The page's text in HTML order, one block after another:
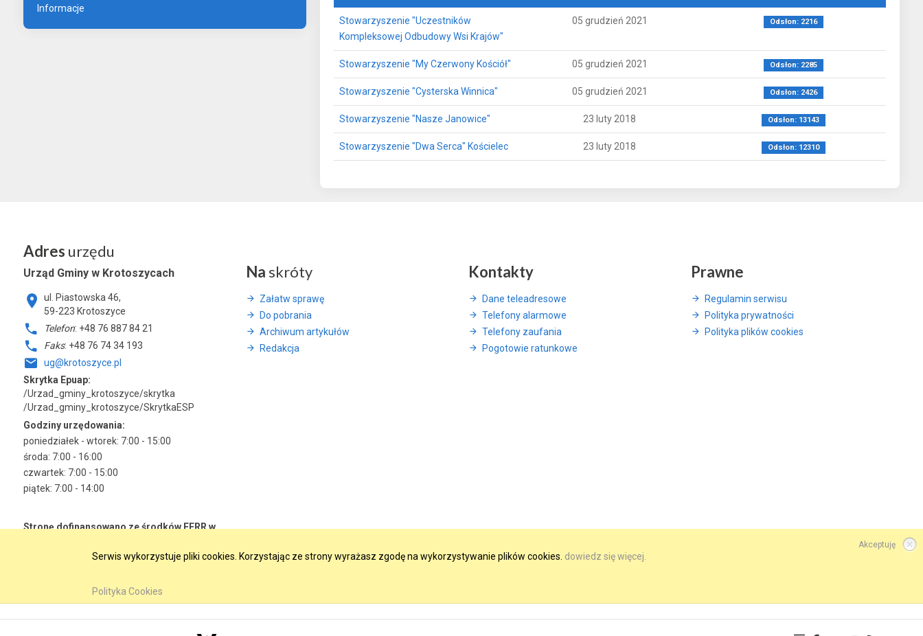
Stowarzyszenie "Uczestników
Kompleksowej Odbudowy Wsi Krajów"
05 grudzień 2021 Odsłon: 2216
Stowarzyszenie "My Czerwony Kościół" 05 grudzień 2021 Odsłon: 2285
Stowarzyszenie "Cysterska Winnica" 05 grudzień 2021 Odsłon: 2426
Stowarzyszenie "Nasze Janowice" 23 luty 2018 Odsłon: 13143
Stowarzyszenie "Dwa Serca" Kościelec 23 luty 2018 Odsłon: 12310
Informacje
Adres urzędu
Urząd Gminy w Krotoszycach
ul. Piastowska 46,
59-223 Krotoszyce
Telefon: +48 76 887 84 21
Faks: +48 76 74 34 193
ug@krotoszyce.pl
Skrytka Epuap:
/Urzad_gminy_krotoszyce/skrytka
/Urzad_gminy_krotoszyce/SkrytkaESP
Godziny urzędowania:
poniedziałek - wtorek: 7:00 - 15:00
środa: 7:00 - 16:00
czwartek: 7:00 - 15:00
piątek: 7:00 - 14:00
Stronę dofinansowano ze środków EFRR w
Na skróty
Załatw sprawę
Do pobrania
Archiwum artykułów
Redakcja
Kontakty
Dane teleadresowe
Telefony alarmowe
Telefony zaufania
Pogotowie ratunkowe
Prawne
Regulamin serwisu
Polityka prywatności
Polityka plików cookies
Akceptuję
Serwis wykorzystuje pliki cookies. Korzystając ze strony wyrażasz zgodę na wykorzystywanie plików cookies. dowiedz się więcej.
Polityka Cookies